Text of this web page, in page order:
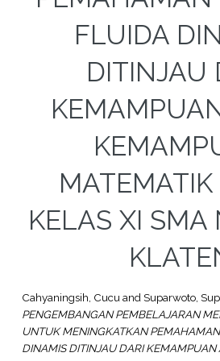
FLUIDA
DITINJAU
MATEMATIK
KELAS XI SMA
Cahyaningsih, CucuandSuparwoto,
PENGEMBANGAN PEMBELAJARAN
UNTUK MENINGKATKAN
DINAMIS DITINJAU DARI